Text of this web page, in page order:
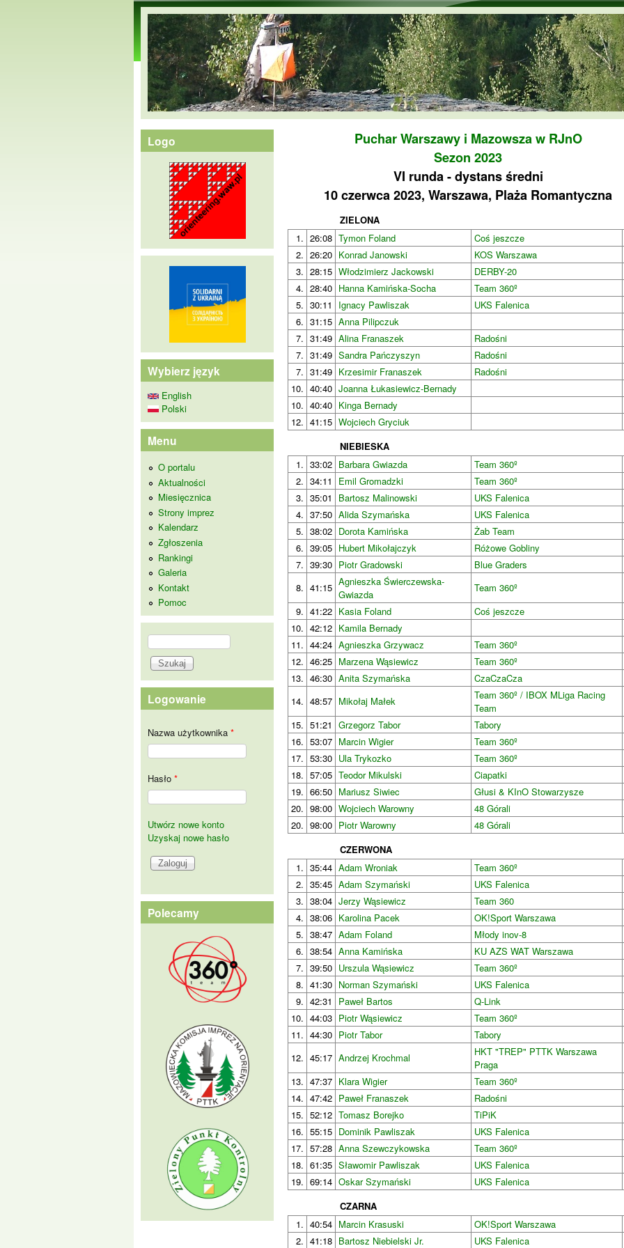
Przejdź do treści
orienteering.waw.pl
Puchar Warszawy i Mazowsza w RJnO
Sezon 2023
VI runda - dystans średni
10 czerwca 2023, Warszawa, Plaża Romantyczna
ZIELONA
1. 26:08 Tymon Foland
Coś jeszcze
2. 26:20 Konrad Janowski
KOS Warszawa
3. 28:15 Włodzimierz Jackowski
DERBY-20
4. 28:40 Hanna Kamińska-Socha
Team 360º
5. 30:11 Ignacy Pawliszak
UKS Falenica
6. 31:15 Anna Pilipczuk
7. 31:49 Alina Franaszek
Radośni
7. 31:49 Sandra Pańczyszyn
Radośni
7. 31:49 Krzesimir Franaszek
Radośni
10. 40:40 Joanna Łukasiewicz-Bernady
10. 40:40 Kinga Bernady
12. 41:15 Wojciech Gryciuk
NIEBIESKA
1. 33:02 Barbara Gwiazda
Team 360º
2. 34:11 Emil Gromadzki
Team 360º
3. 35:01 Bartosz Malinowski
UKS Falenica
4. 37:50 Alida Szymańska
UKS Falenica
5. 38:02 Dorota Kamińska
Żab Team
6. 39:05 Hubert Mikołajczyk
Różowe Gobliny
7. 39:30 Piotr Gradowski
Blue Graders
8. 41:15 Agnieszka Świerczewska-
Gwiazda
Team 360º
9. 41:22 Kasia Foland
Coś jeszcze
10. 42:12 Kamila Bernady
11. 44:24 Agnieszka Grzywacz
Team 360º
12. 46:25 Marzena Wąsiewicz
Team 360º
13. 46:30 Anita Szymańska
CzaCzaCza
14. 48:57 Mikołaj Małek
Team 360º / IBOX MLiga Racing
Team
15. 51:21 Grzegorz Tabor
Tabory
16. 53:07 Marcin Wigier
Team 360º
17. 53:30 Ula Trykozko
Team 360º
18. 57:05 Teodor Mikulski
Ciapatki
19. 66:50 Mariusz Siwiec
Głusi & KInO Stowarzysze
20. 98:00 Wojciech Warowny
48 Górali
20. 98:00 Piotr Warowny
48 Górali
CZERWONA
1. 35:44 Adam Wroniak
Team 360º
2. 35:45 Adam Szymański
UKS Falenica
3. 38:04 Jerzy Wąsiewicz
Team 360
4. 38:06 Karolina Pacek
OK!Sport Warszawa
5. 38:47 Adam Foland
Młody inov-8
6. 38:54 Anna Kamińska
KU AZS WAT Warszawa
7. 39:50 Urszula Wąsiewicz
Team 360º
8. 41:30 Norman Szymański
UKS Falenica
9. 42:31 Paweł Bartos
Q-Link
10. 44:03 Piotr Wąsiewicz
Team 360º
11. 44:30 Piotr Tabor
Tabory
12. 45:17 Andrzej Krochmal
HKT "TREP" PTTK Warszawa
Praga
13. 47:37 Klara Wigier
Team 360º
14. 47:42 Paweł Franaszek
Radośni
15. 52:12 Tomasz Borejko
TiPiK
16. 55:15 Dominik Pawliszak
UKS Falenica
17. 57:28 Anna Szewczykowska
Team 360º
18. 61:35 Sławomir Pawliszak
UKS Falenica
19. 69:14 Oskar Szymański
UKS Falenica
CZARNA
1. 40:54 Marcin Krasuski
OK!Sport Warszawa
2. 41:18 Bartosz Niebielski Jr. UKS Falenica
Logo
Wybierz język
English
Polski
Menu
O portalu
Aktualności
Miesięcznica
Strony imprez
Kalendarz
Zgłoszenia
Rankingi
Galeria
Kontakt
Pomoc
Formularz wyszukiwania
Szukaj
Logowanie
Nazwa użytkownika *
Hasło *
Utwórz nowe konto
Uzyskaj nowe hasło
Polecamy